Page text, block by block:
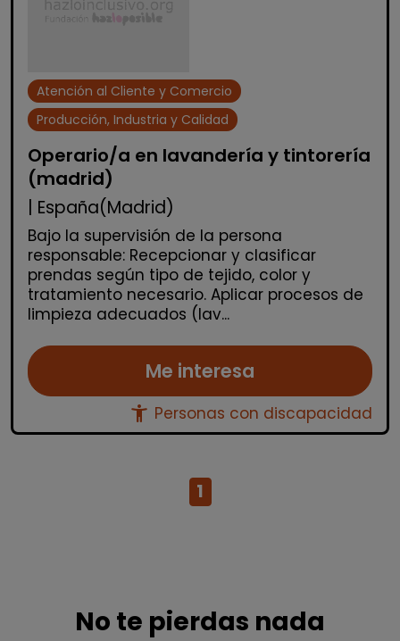
Atención al Cliente y Comercio
Producción, Industria y Calidad
Operario/a en lavandería y tintorería
(madrid)
| España(Madrid)
Bajo la supervisión de la persona
responsable: Recepcionar y clasificar
prendas según tipo de tejido, color y
tratamiento necesario. Aplicar procesos de
limpieza adecuados (lav...
Me interesa
accessibility_new Personas con discapacidad
1
No te pierdas nada